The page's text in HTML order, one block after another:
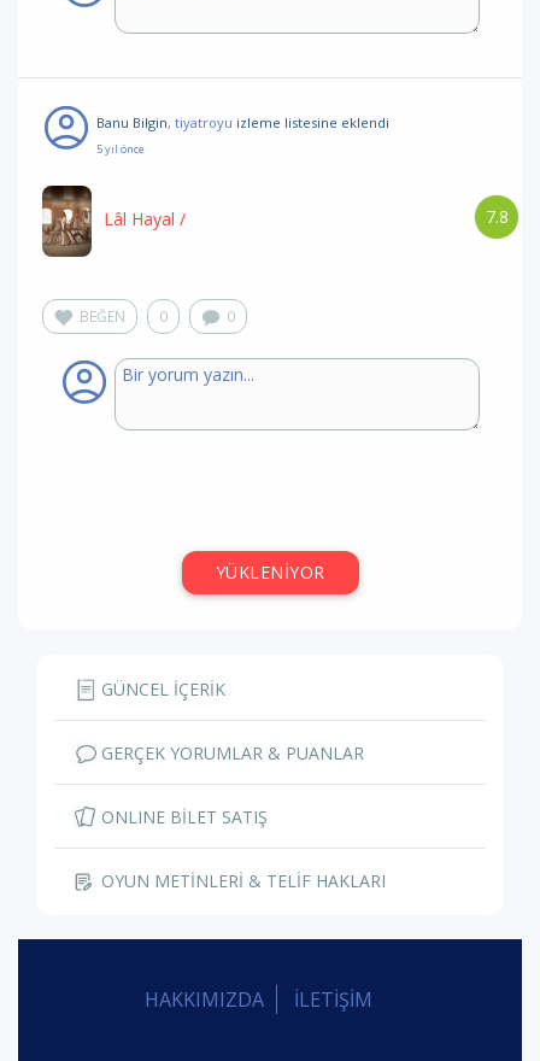
Banu Bilgin, tiyatroyu izleme listesine eklendi
5 yıl önce
7.8
Lâl Hayal /
BEĞEN 0 0
YÜKLENİYOR
GÜNCEL İÇERİK
GERÇEK YORUMLAR & PUANLAR
ONLINE BİLET SATIŞ
OYUN METİNLERİ & TELİF HAKLARI
HAKKIMIZDA İLETİŞİM